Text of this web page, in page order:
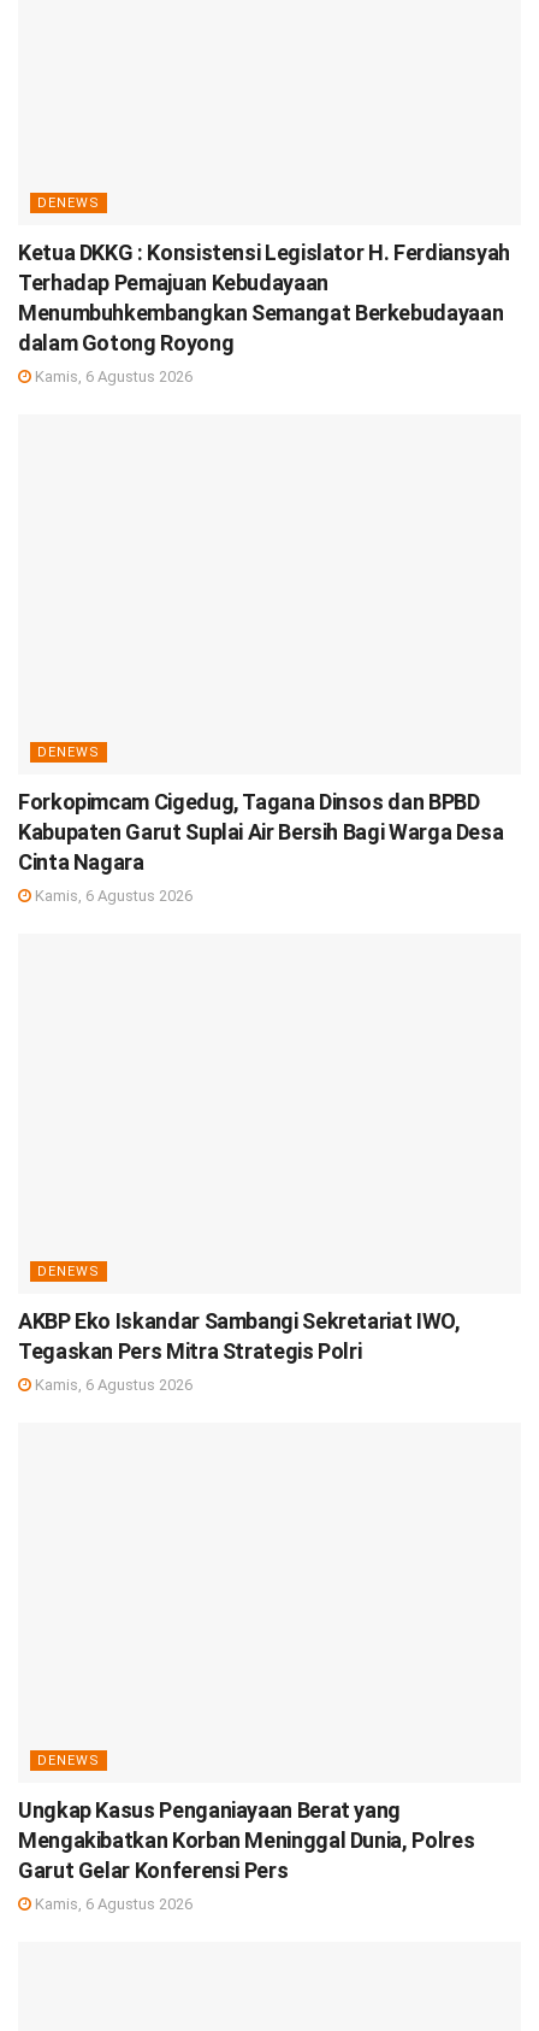
DENEWS
Ketua DKKG : Konsistensi Legislator H. Ferdiansyah
Terhadap Pemajuan Kebudayaan
Menumbuhkembangkan Semangat Berkebudayaan
dalam Gotong Royong
Kamis, 6 Agustus 2026
DENEWS
Forkopimcam Cigedug, Tagana Dinsos dan BPBD
Kabupaten Garut Suplai Air Bersih Bagi Warga Desa
Cinta Nagara
Kamis, 6 Agustus 2026
DENEWS
AKBP Eko Iskandar Sambangi Sekretariat IWO,
Tegaskan Pers Mitra Strategis Polri
Kamis, 6 Agustus 2026
DENEWS
Ungkap Kasus Penganiayaan Berat yang
Mengakibatkan Korban Meninggal Dunia, Polres
Garut Gelar Konferensi Pers
Kamis, 6 Agustus 2026